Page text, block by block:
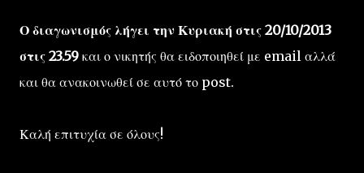
Ο διαγωνισμός λήγει την Κυριακή στις 20/10/2013
στις 23.59 και ο νικητής θα ειδοποιηθεί με email αλλά
και θα ανακοινωθεί σε αυτό το post.
Καλή επιτυχία σε όλους!